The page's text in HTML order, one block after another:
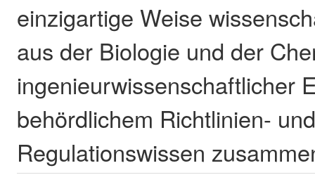
einzigartige Weise
aus der Biologie und der
ingenieurwissenschaftlicher
behördlichem Richtlinien-
Regulationswissen